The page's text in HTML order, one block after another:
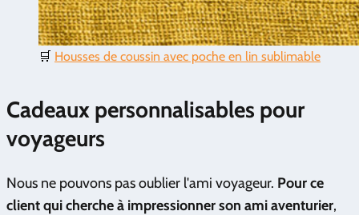
🛒 Housses de coussin avec poche en lin sublimable
Cadeaux personnalisables pour
voyageurs
Nous ne pouvons pas oublier l'ami voyageur. Pour ce
client qui cherche à impressionner son ami aventurier,